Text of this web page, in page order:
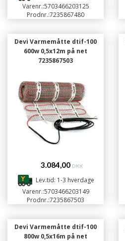
Varenr.:5703466203125
Prodnr.:7235867480
Devi Varmemåtte dtif-100
600w 0,5x12m på net
7235867503
3.084,00 DKK
Lev.tid: 1-3 hverdage
Varenr.:5703466203149
Prodnr.:7235867503
Devi Varmemåtte dtif-100
800w 0,5x16m på net